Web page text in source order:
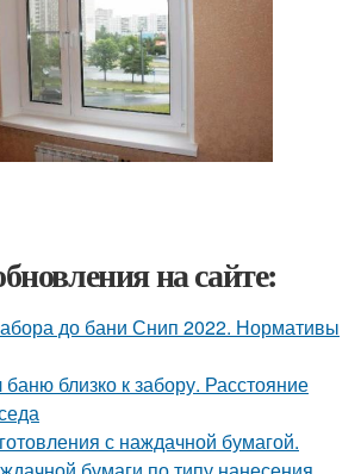
на сайте:
до бани Снип 2022. Нормативы
близко к забору. Расстояние
с наждачной бумагой.